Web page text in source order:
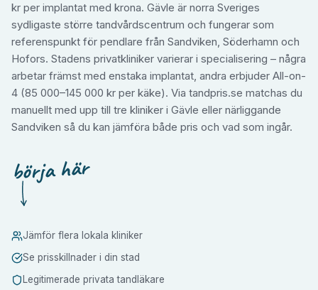
kr per implantat med krona. Gävle är norra Sveriges
sydligaste större tandvårdscentrum och fungerar som
referenspunkt för pendlare från Sandviken, Söderhamn och
Hofors. Stadens privatkliniker varierar i specialisering – några
arbetar främst med enstaka implantat, andra erbjuder All-on-
4 (85 000–145 000 kr per käke). Via tandpris.se matchas du
manuellt med upp till tre kliniker i Gävle eller närliggande
Sandviken så du kan jämföra både pris och vad som ingår.
börja här
Jämför flera lokala kliniker
Se prisskillnader i din stad
Legitimerade privata tandläkare